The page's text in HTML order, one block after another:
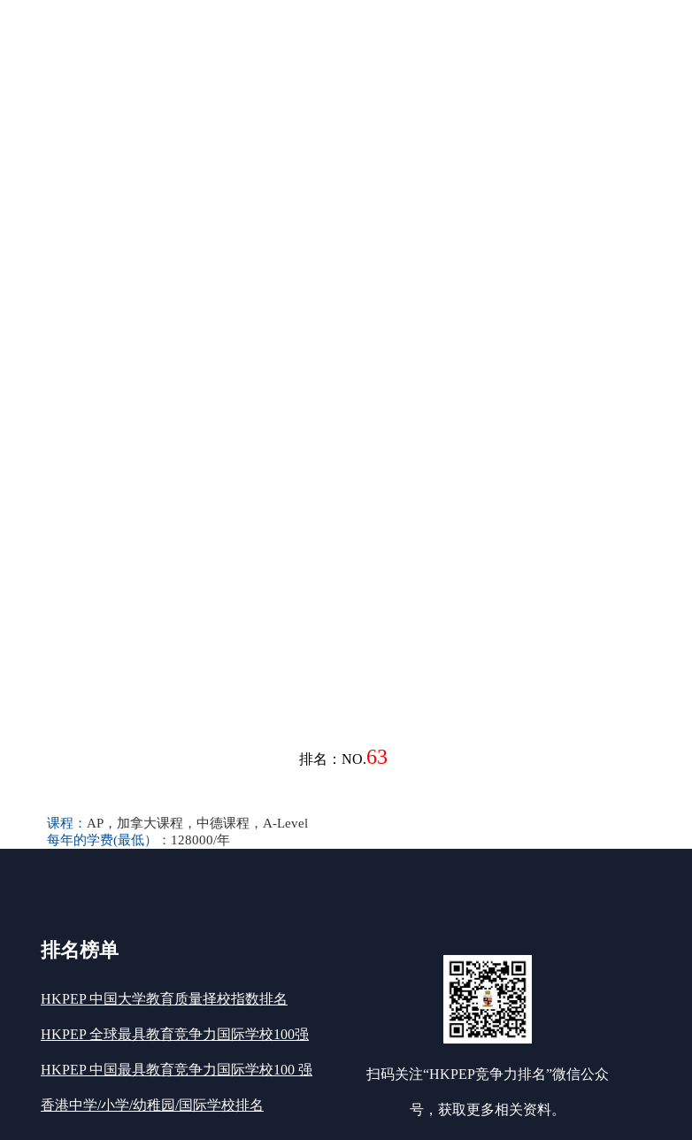
排名：NO.63
课程： AP，加拿大课程，中德课程，A-Level
每年的学费(最低）： 128000/年
排名榜单
HKPEP 中国大学教育质量择校指数排名
HKPEP 全球最具教育竞争力国际学校100强
HKPEP 中国最具教育竞争力国际学校100 强
香港中学/小学/幼稚园/国际学校排名
扫码关注“HKPEP竞争力排名”微信公众
号，获取更多相关资料。